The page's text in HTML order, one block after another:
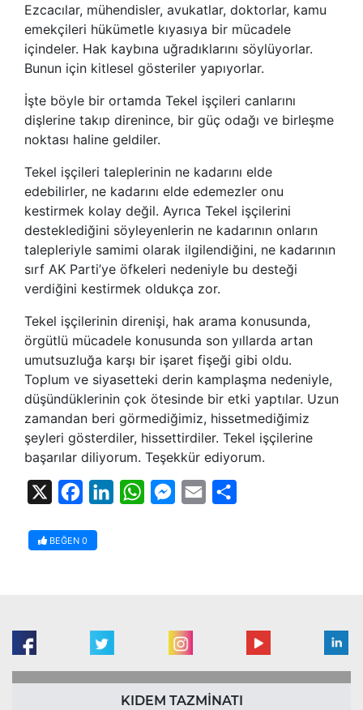
Ezcacılar, mühendisler, avukatlar, doktorlar, kamu
emekçileri hükümetle kıyasıya bir mücadele
içindeler. Hak kaybına uğradıklarını söylüyorlar.
Bunun için kitlesel gösteriler yapıyorlar.
İşte böyle bir ortamda Tekel işçileri canlarını
dişlerine takıp direnince, bir güç odağı ve birleşme
noktası haline geldiler.
Tekel işçileri taleplerinin ne kadarını elde
edebilirler, ne kadarını elde edemezler onu
kestirmek kolay değil. Ayrıca Tekel işçilerini
desteklediğini söyleyenlerin ne kadarının onların
talepleriyle samimi olarak ilgilendiğini, ne kadarının
sırf AK Parti’ye öfkeleri nedeniyle bu desteği
verdiğini kestirmek oldukça zor.
Tekel işçilerinin direnişi, hak arama konusunda,
örgütlü mücadele konusunda son yıllarda artan
umutsuzluğa karşı bir işaret fişeği gibi oldu.
Toplum ve siyasetteki derin kamplaşma nedeniyle,
düşündüklerinin çok ötesinde bir etki yaptılar. Uzun
zamandan beri görmediğimiz, hissetmediğimiz
şeyleri gösterdiler, hissettirdiler. Tekel işçilerine
başarılar diliyorum. Teşekkür ediyorum.
FacebookLinkedInWhatsAppMessenger
Email
BEĞEN 0
KIDEM TAZMİNATI